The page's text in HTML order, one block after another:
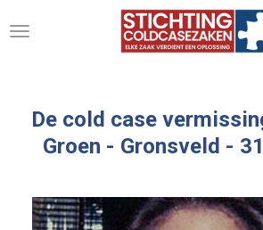
direct
De cold case
Groen - Gronsveld -